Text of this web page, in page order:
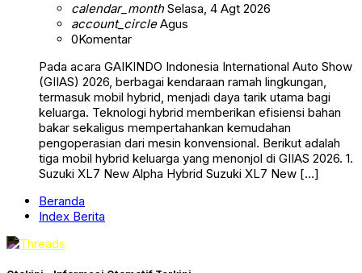
calendar_monthSelasa, 4 Agt 2026
account_circleAgus
0Komentar
Pada acara GAIKINDO Indonesia International Auto Show
(GIIAS) 2026, berbagai kendaraan ramah lingkungan,
termasuk mobil hybrid, menjadi daya tarik utama bagi
keluarga. Teknologi hybrid memberikan efisiensi bahan
bakar sekaligus mempertahankan kemudahan
pengoperasian dari mesin konvensional. Berikut adalah
tiga mobil hybrid keluarga yang menonjol di GIIAS 2026. 1.
Suzuki XL7 New Alpha Hybrid Suzuki XL7 New […]
Beranda
Index Berita